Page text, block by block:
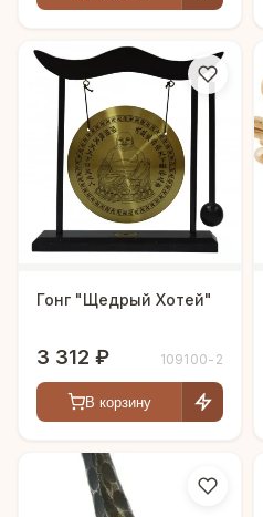
Гонг "Щедрый Хотей"
3 312 ₽ 109100-2
В корзину